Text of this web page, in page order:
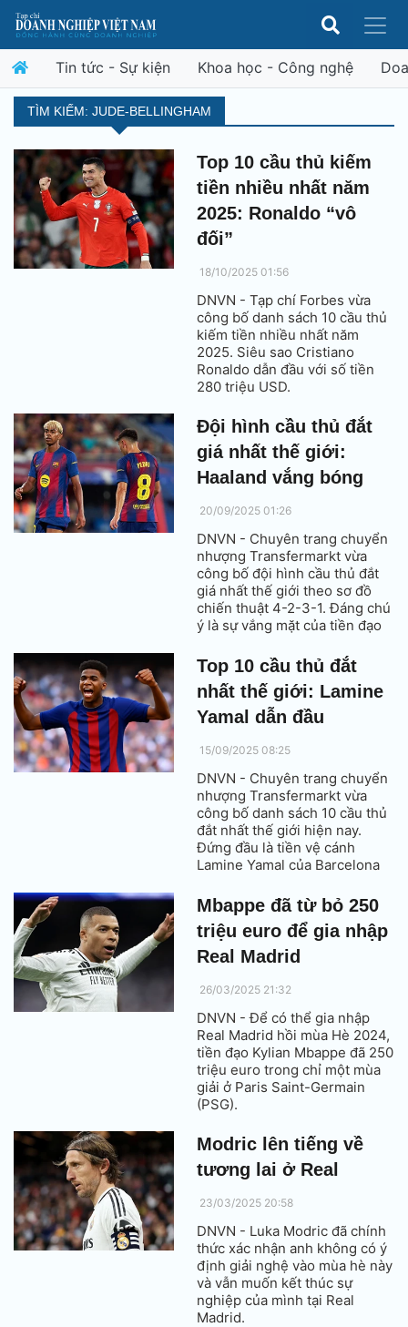
Tin tức - Sự kiện Khoa học - Công nghệ
TÌM KIẾM: JUDE-BELLINGHAM
Top 10 cầu thủ kiếm
tiền nhiều nhất năm
2025: Ronaldo “vô
đối”
18/10/2025 01:56
DNVN - Tạp chí Forbes vừa
công bố danh sách 10 cầu thủ
kiếm tiền nhiều nhất năm
2025. Siêu sao Cristiano
Ronaldo dẫn đầu với số tiền
280 triệu USD.
Đội hình cầu thủ đắt
giá nhất thế giới:
Haaland vắng bóng
20/09/2025 01:26
DNVN - Chuyên trang chuyển
nhượng Transfermarkt vừa
công bố đội hình cầu thủ đắt
giá nhất thế giới theo sơ đồ
chiến thuật 4-2-3-1. Đáng chú
ý là sự vắng mặt của tiền đạo
City.
Top 10 cầu thủ đắt
nhất thế giới: Lamine
Yamal dẫn đầu
15/09/2025 08:25
DNVN - Chuyên trang chuyển
nhượng Transfermarkt vừa
công bố danh sách 10 cầu thủ
đắt nhất thế giới hiện nay.
Đứng đầu là tiền vệ cánh
Lamine Yamal của Barcelona
Mbappe đã từ bỏ 250
triệu euro để gia nhập
Real Madrid
26/03/2025 21:32
DNVN - Để có thể gia nhập
Real Madrid hồi mùa Hè 2024,
tiền đạo Kylian Mbappe đã 250
triệu euro trong chỉ một mùa
giải ở Paris Saint-Germain
(PSG).
Modric lên tiếng về
tương lai ở Real
23/03/2025 20:58
DNVN - Luka Modric đã chính
thức xác nhận anh không có ý
định giải nghệ vào mùa hè này
và vẫn muốn kết thúc sự
nghiệp của mình tại Real
Madrid.